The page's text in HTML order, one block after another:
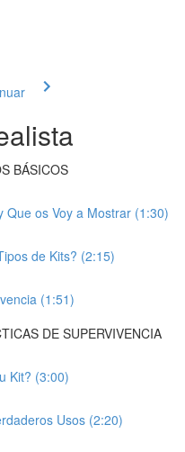
BÁSICOS
Que os Voy a Mostrar (1:30)
de Kits? (2:15)
(1:51)
DE SUPERVIVENCIA
Kit? (3:00)
Usos (2:20)